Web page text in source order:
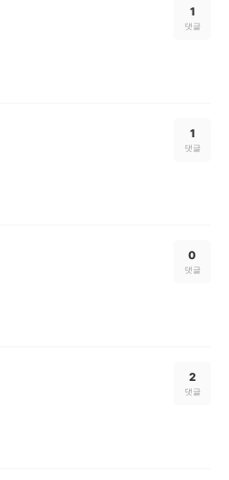
1
댓글
1
댓글
0
댓글
2
댓글